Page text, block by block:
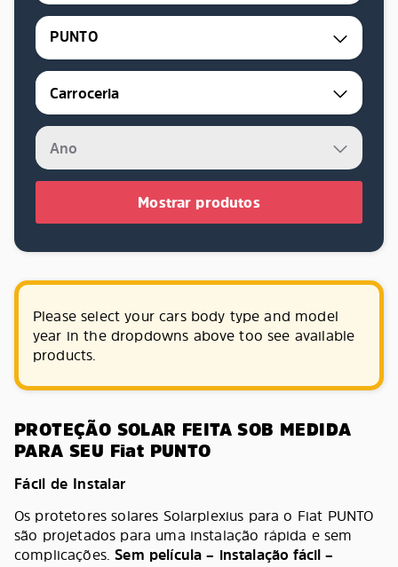
PUNTO
Mostrar produtos
Please select your cars body type and model
year in the dropdowns above too see available
products.
PROTEÇÃO SOLAR FEITA SOB MEDIDA
PARA SEU Fiat PUNTO
Fácil de Instalar
Os protetores solares Solarplexius para o Fiat PUNTO
são projetados para uma instalação rápida e sem
complicações.Sem película – instalação fácil –